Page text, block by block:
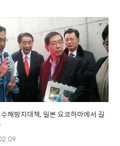
해방지대책, 일본 요코하마에서 길